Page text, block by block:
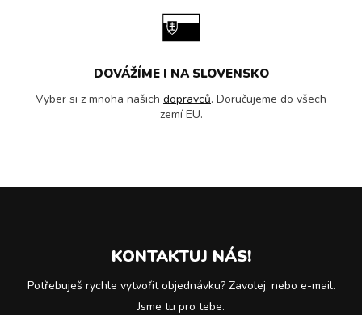
DOVÁŽÍME I NA SLOVENSKO
Vyber si z mnoha našich dopravců. Doručujeme do všech
zemí EU.
KONTAKTUJ NÁS!
Potřebuješ rychle vytvořit objednávku? Zavolej, nebo e-mail.
Jsme tu pro tebe.